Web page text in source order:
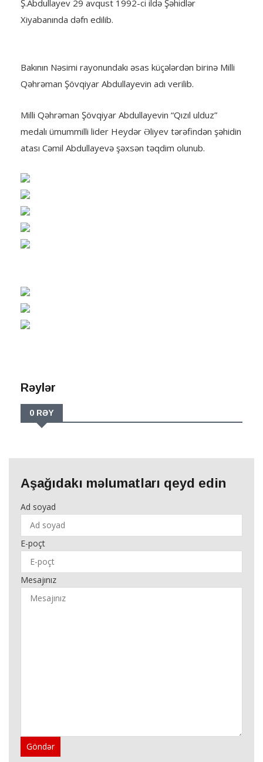
Ş.Abdullayev 29 avqust 1992-ci ildə Şəhidlər
Xiyabanında dəfn edilib.
Bakının Nəsimi rayonundakı əsas küçələrdən birinə Milli
Qəhrəman Şövqiyar Abdullayevin adı verilib.
Milli Qəhrəman Şövqiyar Abdullayevin “Qızıl ulduz”
medalı ümummilli lider Heydər Əliyev tərəfindən şəhidin
atası Cəmil Abdullayevə şəxsən təqdim olunub.
Rəylər
0 RƏY
Aşağıdakı məlumatları qeyd edin
Ad soyad
E-poçt
Mesajınız
Göndər